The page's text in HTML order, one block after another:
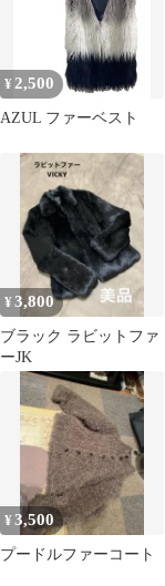
¥ 2,500
AZUL ファーベスト
¥3,800
ブラック ラビットファ
ーJK
¥3,500
プードルファーコート